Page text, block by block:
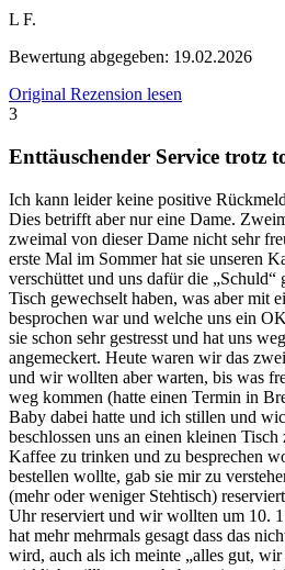
L F.
Bewertung abgegeben: 19.02.2026
Original Rezension lesen
3
Enttäuschender Service trotz
Ich kann leider keine positive
Dies betrifft aber nur eine Dame.
zweimal von dieser Dame nicht sehr
erste Mal im Sommer hat sie unseren
verschüttet und uns dafür die
Tisch gewechselt haben, was aber mit
besprochen war und welche uns ein
sie schon sehr gestresst und hat uns
angemeckert. Heute waren wir das
und wir wollten aber warten, bis was
weg kommen (hatte einen Termin in
Baby dabei hatte und ich stillen und
beschlossen uns an einen kleinen Tisch
Kaffee zu trinken und zu besprechen
bestellen wollte, gab sie mir zu
(mehr oder weniger Stehtisch)
Uhr reserviert und wir wollten um 10.
hat mehr mehrmals gesagt dass das
wird, auch als ich meinte „alles gut,